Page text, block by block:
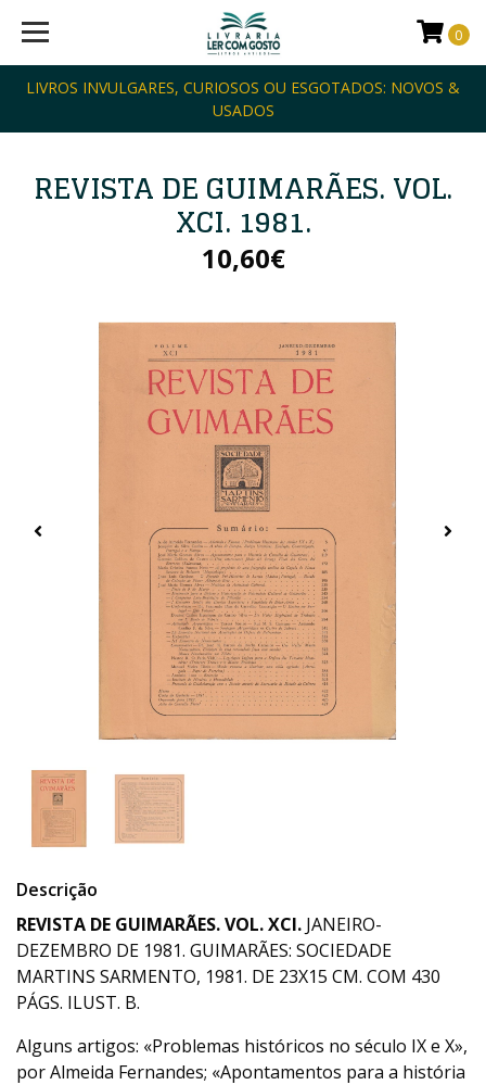
LIVROS INVULGARES, CURIOSOS OU ESGOTADOS: NOVOS &
USADOS
0
REVISTA DE GUIMARÃES. VOL.
XCI. 1981.
10,60€
Descrição
REVISTA DE GUIMARÃES. VOL. XCI. JANEIRO-
DEZEMBRO DE 1981. GUIMARÃES: SOCIEDADE
MARTINS SARMENTO, 1981. DE 23X15 CM. COM 430
PÁGS. ILUST. B.
Alguns artigos: «Problemas históricos no século IX e X»,
por Almeida Fernandes; «Apontamentos para a história